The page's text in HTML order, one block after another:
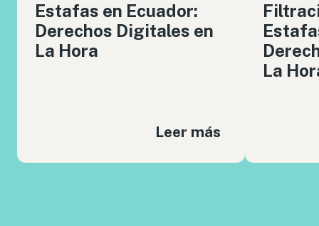
Estafas en Ecuador:
Derechos Digitales en
La Hora
Leer más
La